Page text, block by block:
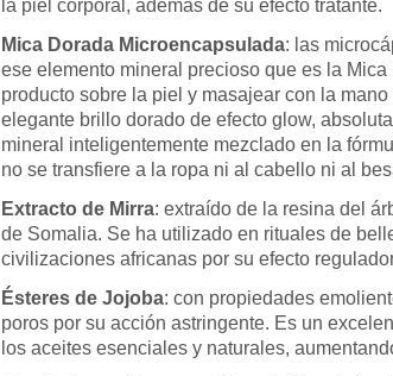
la piel corporal, además de su efecto tratante.
Mica Dorada Microencapsulada: las
ese elemento mineral precioso que es la Mica
producto sobre la piel y masajear con la
elegante brillo dorado de efecto glow,
mineral inteligentemente mezclado en la
no se transfiere a la ropa ni al cabello ni al
Extracto de Mirra: extraído de la resina del
de Somalia. Se ha utilizado en rituales de
civilizaciones africanas por su efecto
Ésteres de Jojoba: con propiedades
poros por su acción astringente. Es un
los aceites esenciales y naturales,